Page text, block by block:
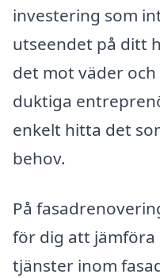
investering som
utseendet på ditt
det mot väder
duktiga
enkelt hitta det
behov.
På
för dig att jämföra
tjänster inom